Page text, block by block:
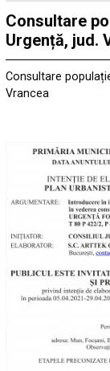
Consultare
Urgență, jud.
Consultare
Vrancea